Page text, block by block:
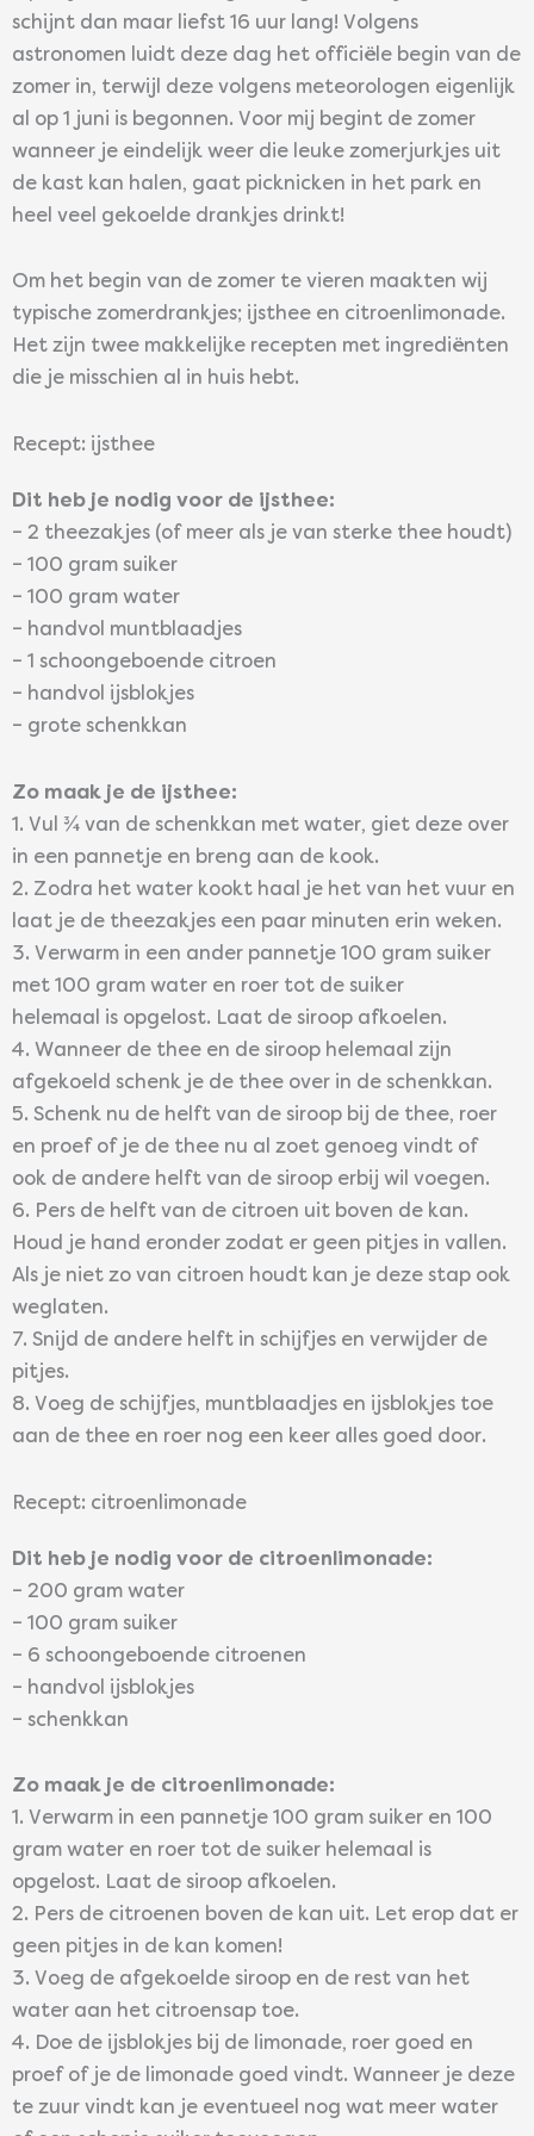
schijnt dan maar liefst 16 uur lang! Volgens
astronomen luidt deze dag het officiële begin van de
zomer in, terwijl deze volgens meteorologen eigenlijk
al op 1 juni is begonnen. Voor mij begint de zomer
wanneer je eindelijk weer die leuke zomerjurkjes uit
de kast kan halen, gaat picknicken in het park en
heel veel gekoelde drankjes drinkt!
Om het begin van de zomer te vieren maakten wij
typische zomerdrankjes; ijsthee en citroenlimonade.
Het zijn twee makkelijke recepten met ingrediënten
die je misschien al in huis hebt.
Recept: ijsthee
Dit heb je nodig voor de ijsthee:
– 2 theezakjes (of meer als je van sterke thee houdt)
– 100 gram suiker
– 100 gram water
– handvol muntblaadjes
– 1 schoongeboende citroen
– handvol ijsblokjes
– grote schenkkan
Zo maak je de ijsthee:
1. Vul ¾ van de schenkkan met water, giet deze over
in een pannetje en breng aan de kook.
2. Zodra het water kookt haal je het van het vuur en
laat je de theezakjes een paar minuten erin weken.
3. Verwarm in een ander pannetje 100 gram suiker
met 100 gram water en roer tot de suiker
helemaal is opgelost. Laat de siroop afkoelen.
4. Wanneer de thee en de siroop helemaal zijn
afgekoeld schenk je de thee over in de schenkkan.
5. Schenk nu de helft van de siroop bij de thee, roer
en proef of je de thee nu al zoet genoeg vindt of
ook de andere helft van de siroop erbij wil voegen.
6. Pers de helft van de citroen uit boven de kan.
Houd je hand eronder zodat er geen pitjes in vallen.
Als je niet zo van citroen houdt kan je deze stap ook
weglaten.
7. Snijd de andere helft in schijfjes en verwijder de
pitjes.
8. Voeg de schijfjes, muntblaadjes en ijsblokjes toe
aan de thee en roer nog een keer alles goed door.
Recept: citroenlimonade
Dit heb je nodig voor de citroenlimonade:
– 200 gram water
– 100 gram suiker
– 6 schoongeboende citroenen
– handvol ijsblokjes
– schenkkan
Zo maak je de citroenlimonade:
1. Verwarm in een pannetje 100 gram suiker en 100
gram water en roer tot de suiker helemaal is
opgelost. Laat de siroop afkoelen.
2. Pers de citroenen boven de kan uit. Let erop dat er
geen pitjes in de kan komen!
3. Voeg de afgekoelde siroop en de rest van het
water aan het citroensap toe.
4. Doe de ijsblokjes bij de limonade, roer goed en
proef of je de limonade goed vindt. Wanneer je deze
te zuur vindt kan je eventueel nog wat meer water